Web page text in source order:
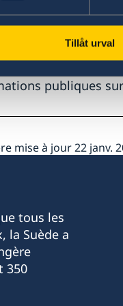
Tillåt urval
de la Suède dans
une garantie de
de la
publiques
mise à jour 22 janv.
tous les
la Suède a
350